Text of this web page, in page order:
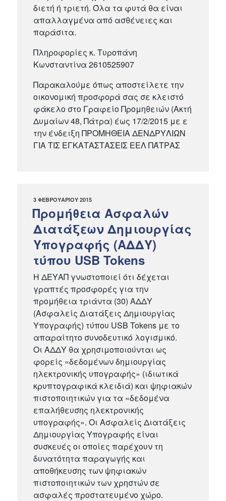
διετή ή τριετή. Όλα τα φυτά θα είναι
απαλλαγμένα από ασθένειες και
παράσιτα.
Πληροφορίες κ. Τυροπάνη
Κωνσταντίνα 2610525907
Παρακαλούμε όπως αποστείλετε την
οικονομική προσφορά σας σε κλειστό
φάκελο στο Γραφείο Προμηθειών (Ακτή
Δυμαίων 48, Πάτρα) έως 17/2/2015 με ε
την ένδειξη ΠΡΟΜΗΘΕΙΑ ΔΕΝΔΡΥΛΙΩΝ
ΓΙΑ ΤΙΣ ΕΓΚΑΤΑΣΤΑΣΕΙΣ ΕΕΛ ΠΆΤΡΑΣ
ΔΗΜΟΣΙΕΎΤΗΚΕ
3 ΦΕΒΡΟΥΑΡΊΟΥ 2015
Προμήθεια Ασφαλών
Διατάξεων Δημιουργίας
Υπογραφής (ΑΔΔΥ)
τύπου USB Tokens
H ΔΕΥΑΠ γνωστοποιεί ότι δέχεται
γραπτές προσφορές για την
προμήθεια τριάντα (30) ΑΔΔΥ
(Ασφαλείς Διατάξεις Δημιουργίας
Υπογραφής) τύπου USB Tokens με το
απαραίτητο συνοδευτικό λογισμικό.
Οι ΑΔΔΥ θα χρησιμοποιούνται ως
φορείς «δεδομένων δημιουργίας
ηλεκτρονικής υπογραφής» (ιδιωτικά
κρυπτογραφικά κλειδιά) και ψηφιακών
πιστοποιητικών για τα «δεδομένα
επαλήθευσης ηλεκτρονικής
υπογραφής». Οι Ασφαλείς Διατάξεις
Δημιουργίας Υπογραφής είναι
συσκευές οι οποίες παρέχουν τη
δυνατότητα παραγωγής και
αποθήκευσης των ψηφιακών
πιστοποιητικών των χρηστών σε
ασφαλές προστατευμένο χώρο.